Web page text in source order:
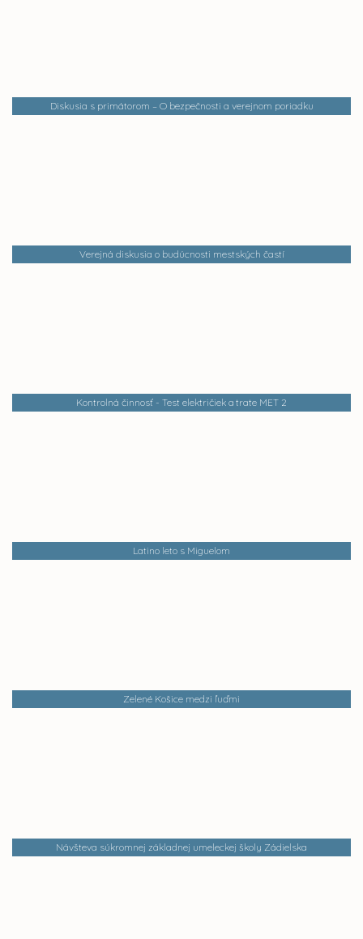
Diskusia s primátorom – O bezpečnosti a verejnom poriadku
Verejná diskusia o budúcnosti mestských častí
Kontrolná činnosť - Test električiek a trate MET 2
Latino leto s Miguelom
Zelené Košice medzi ľuďmi
Návšteva súkromnej základnej umeleckej školy Zádielska